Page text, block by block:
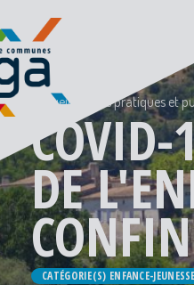
Accueil Infos pratiques et
COVID-
DE
CATÉGORIE(S) ENFANCE-JEUNESSE